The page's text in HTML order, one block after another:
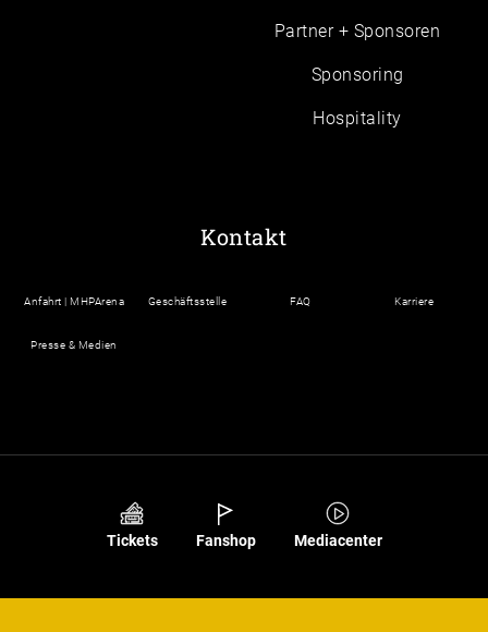
Partner + Sponsoren
Sponsoring
Hospitality
Kontakt
Anfahrt | MHPArena Geschäftsstelle FAQ Karriere
Presse & Medien
Tickets Fanshop Mediacenter